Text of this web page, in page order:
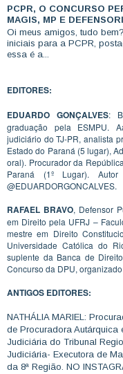
PCPR, O CONCURSO
MAGIS, MP E
Oi meus amigos, tudo
iniciais para a PCPR,
essa é a...
EDITORES:
EDUARDO GONÇALVES:
graduação pela ESMPU.
judiciário do TJ-PR, analista
Estado do Paraná (5 lugar),
oral). Procurador da
Paraná (1º Lugar).
@EDUARDORGONCALVES.
RAFAEL BRAVO, Defensor
em Direito pela UFRJ –
mestre em Direito
Universidade Católica do
suplente da Banca de
Concurso da DPU,
ANTIGOS EDITORES:
NATHÁLIA MARIEL:
de Procuradora
Judiciária do Tribunal
Judiciária- Executora de
da 8ª Região. NO